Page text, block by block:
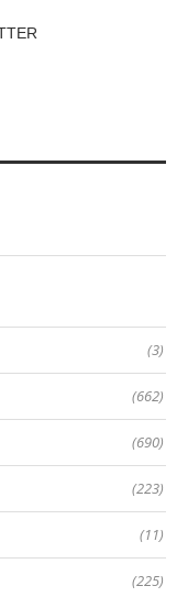
(3)
(662)
(690)
(223)
(11)
(225)